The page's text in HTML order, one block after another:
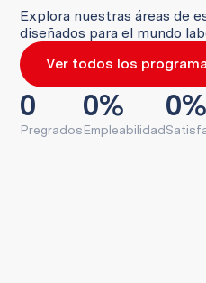
Explora nuestras áreas de
diseñados para el mundo
Ver todos los
0
Pregrados
0%
Empleabilidad
0%